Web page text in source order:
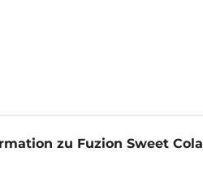
zu Fuzion Sweet Cola